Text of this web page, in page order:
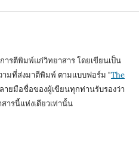
รตีพิมพ์แก่วิทยาสาร โดยเขียนเป็น
มที่ส่งมาตีพิมพ์ ตามแบบฟอร์ม "The
ายมือชื่อของผู้เขียนทุกท่านรับรองว่า
ารนี้แห่งเดียวเท่านั้น